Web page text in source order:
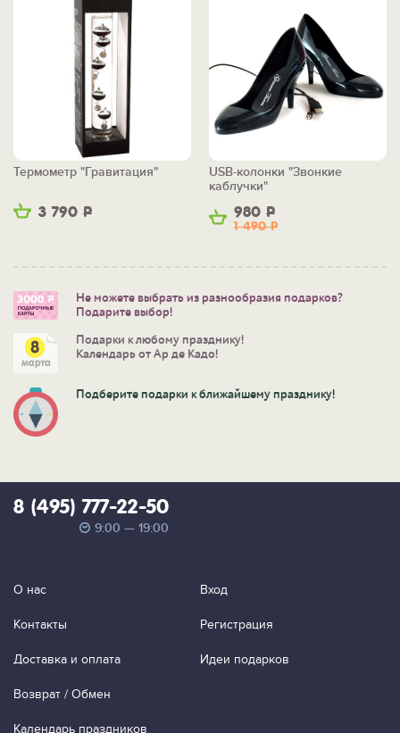
3 790 Р
Термометр "Гравитация"
980 Р
1 490Р
USB-колонки "Звонкие
каблучки"
Не можете выбрать из разнообразия подарков?
Подарите выбор!
Подарки к любому празднику!
Календарь от Ар де Кадо!
Подберите подарки к ближайшему празднику!
8 (495) 777-22-50
9:00 — 19:00
О нас
Контакты
Доставка и оплата
Возврат / Обмен
Календарь праздников
Вход
Регистрация
Идеи подарков